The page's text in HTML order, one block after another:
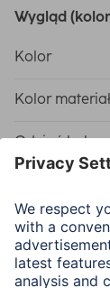
Wygląd
Kolor
Kolor
Odcień koloru
Właściwości
Materiał